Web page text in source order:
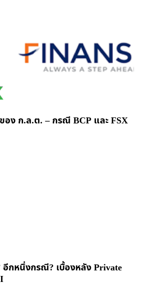
อง ก.ล.ต. – กรณี BCP และ FSX
อีกหนึ่งกรณี? เบื้องหลัง Private